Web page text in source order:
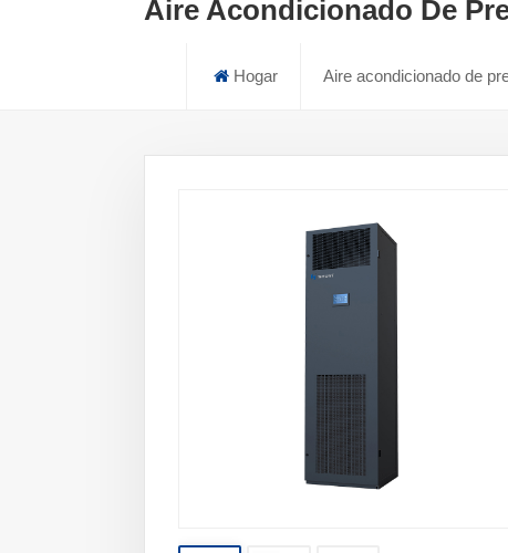
Aire Acondicionado De
Hogar Aire acondicionado de